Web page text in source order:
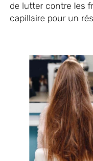
de lutter contre les
capillaire pour un